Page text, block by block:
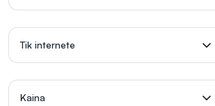
Tik internete
Kaina